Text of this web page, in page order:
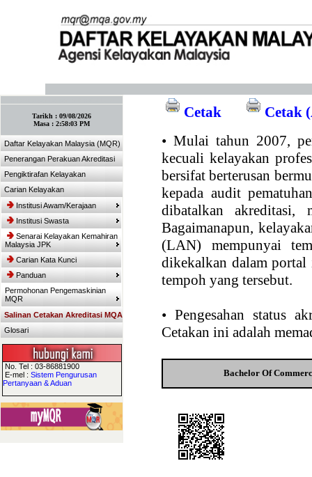
Tarikh : 09/08/2026
Masa : 2:58:03 PM
Daftar Kelayakan Malaysia (MQR)
Penerangan Perakuan Akreditasi
Pengiktirafan Kelayakan
Carian Kelayakan
Institusi Awam/Kerajaan
Institusi Swasta
Senarai Kelayakan Kemahiran
Malaysia JPK
Carian Kata Kunci
Panduan
Permohonan Pengemaskinian
MQR
Salinan Cetakan Akreditasi MQA
Glosari
No. Tel : 03-86881900
E-mel : Sistem Pengurusan
Pertanyaan & Aduan
Cetak
Cetak
• Mulai tahun 2007,
kecuali kelayakan
bersifat berterusan
kepada audit
dibatalkan akreditasi,
Bagaimanapun,
(LAN) mempunyai
dikekalkan dalam portal
tempoh yang tersebut.
• Pengesahan status
Cetakan ini adalah
Bachelor Of